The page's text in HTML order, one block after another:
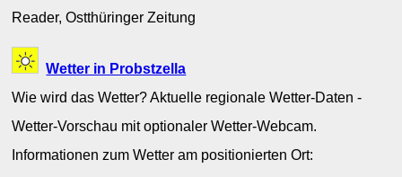
Reader, Ostthüringer Zeitung
Wetter in Probstzella
Wie wird das Wetter? Aktuelle regionale Wetter-Daten -
Wetter-Vorschau mit optionaler Wetter-Webcam.
Informationen zum Wetter am positionierten Ort: